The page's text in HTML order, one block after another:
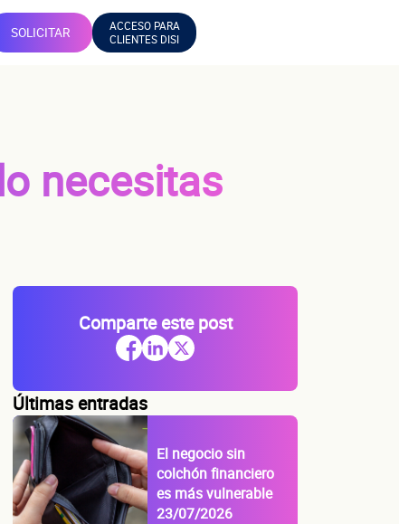
SOLICITAR
ACCESO PARA
CLIENTES DISI
necesitas
Comparte este post
Últimas entradas
El negocio sin
colchón financiero
es más vulnerable
23/07/2026